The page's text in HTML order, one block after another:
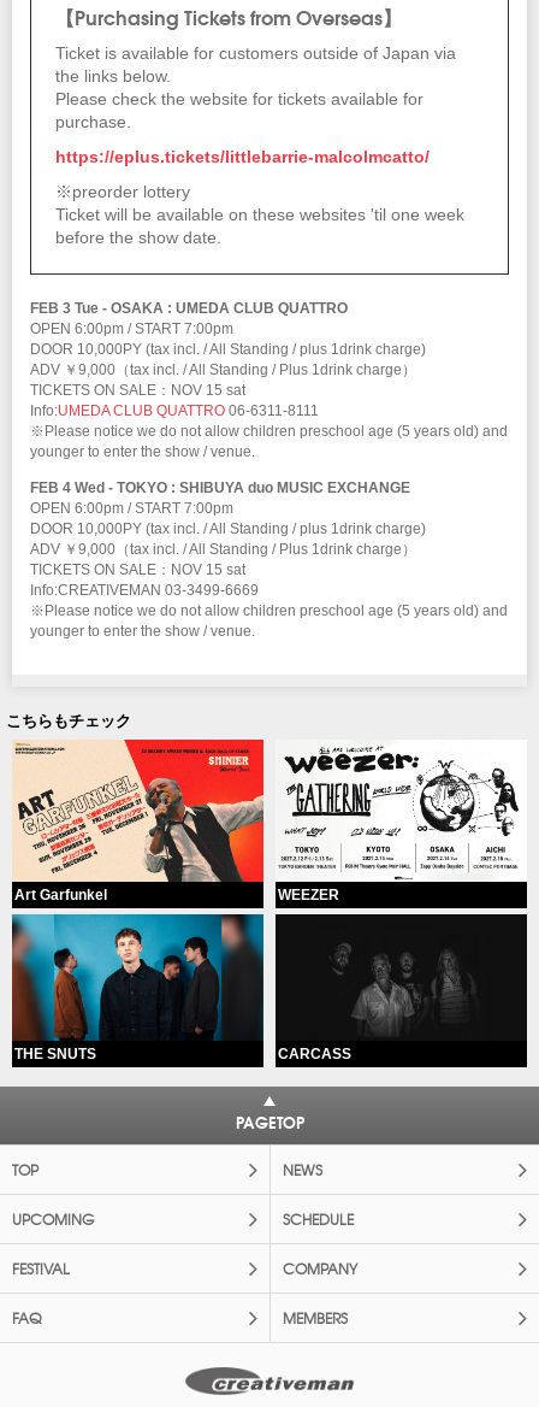
【Purchasing Tickets from Overseas】
Ticket is available for customers outside of Japan via
the links below.
Please check the website for tickets available for
purchase.
https://eplus.tickets/littlebarrie-malcolmcatto/
※preorder lottery
Ticket will be available on these websites 'til one week
before the show date.
FEB 3 Tue - OSAKA : UMEDA CLUB QUATTRO
OPEN 6:00pm / START 7:00pm
DOOR 10,000PY (tax incl. / All Standing / plus 1drink charge)
ADV ￥9,000（tax incl. / All Standing / Plus 1drink charge）
TICKETS ON SALE：NOV 15 sat
Info:UMEDA CLUB QUATTRO 06-6311-8111
※Please notice we do not allow children preschool age (5 years old) and
younger to enter the show / venue.
FEB 4 Wed - TOKYO : SHIBUYA duo MUSIC EXCHANGE
OPEN 6:00pm / START 7:00pm
DOOR 10,000PY (tax incl. / All Standing / plus 1drink charge)
ADV ￥9,000（tax incl. / All Standing / Plus 1drink charge）
TICKETS ON SALE：NOV 15 sat
Info:CREATIVEMAN 03-3499-6669
※Please notice we do not allow children preschool age (5 years old) and
younger to enter the show / venue.
こちらもチェック
Art Garfunkel WEEZER
THE SNUTS CARCASS
PAGETOP
TOP NEWS
UPCOMING SCHEDULE
FESTIVAL COMPANY
FAQ MEMBERS